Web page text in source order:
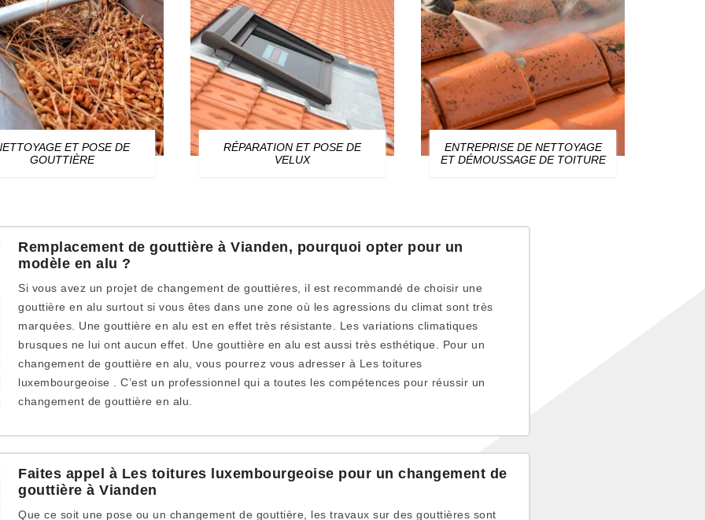
ET POSE DE
GOUTTIÈRE
RÉPARATION ET POSE DE
VELUX
ENTREPRISE DE NETTOYAGE
ET DÉMOUSSAGE DE TOITURE
Remplacement de gouttière à Vianden, pourquoi opter pour un
modèle en alu ?
Si vous avez un projet de changement de gouttières, il est recommandé de choisir une
gouttière en alu surtout si vous êtes dans une zone où les agressions du climat sont très
marquées. Une gouttière en alu est en effet très résistante. Les variations climatiques
brusques ne lui ont aucun effet. Une gouttière en alu est aussi très esthétique. Pour un
changement de gouttière en alu, vous pourrez vous adresser à Les toitures
luxembourgeoise . C’est un professionnel qui a toutes les compétences pour réussir un
changement de gouttière en alu.
Faites appel à Les toitures luxembourgeoise pour un changement de
gouttière à Vianden
Que ce soit une pose ou un changement de gouttière, les travaux sur des gouttières sont